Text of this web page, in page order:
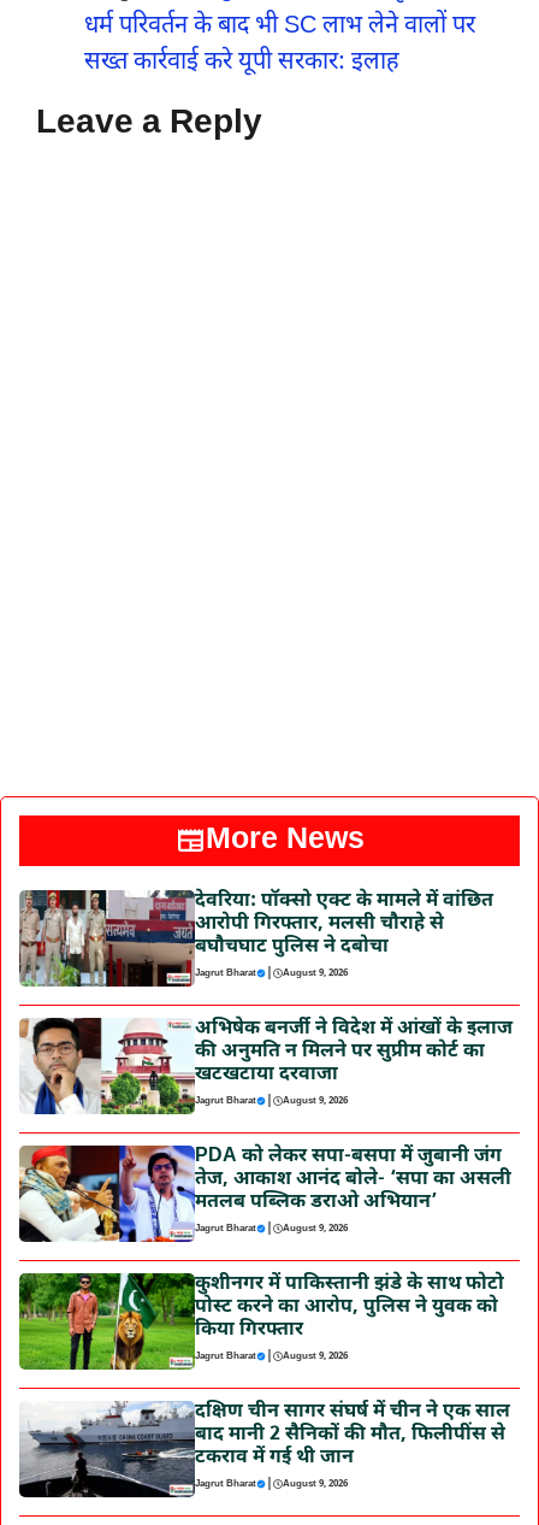
धर्म परिवर्तन के बाद भी SC लाभ लेने वालों पर
सख्त कार्रवाई करे यूपी सरकार: इलाह
Leave a Reply
More News
देवरिया: पॉक्सो एक्ट के मामले में वांछित
आरोपी गिरफ्तार, मलसी चौराहे से
बघौचघाट पुलिस ने दबोचा
Jagrut Bharat | August 9, 2026
अभिषेक बनर्जी ने विदेश में आंखों के इलाज
की अनुमति न मिलने पर सुप्रीम कोर्ट का
खटखटाया दरवाजा
Jagrut Bharat | August 9, 2026
PDA को लेकर सपा-बसपा में जुबानी जंग
तेज, आकाश आनंद बोले- ‘सपा का असली
मतलब पब्लिक डराओ अभियान’
Jagrut Bharat | August 9, 2026
कुशीनगर में पाकिस्तानी झंडे के साथ फोटो
पोस्ट करने का आरोप, पुलिस ने युवक को
किया गिरफ्तार
Jagrut Bharat | August 9, 2026
दक्षिण चीन सागर संघर्ष में चीन ने एक साल
बाद मानी 2 सैनिकों की मौत, फिलीपींस से
टकराव में गई थी जान
Jagrut Bharat | August 9, 2026